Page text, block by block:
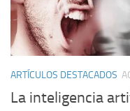
ARTÍCULOS DESTACADOS
La inteligencia